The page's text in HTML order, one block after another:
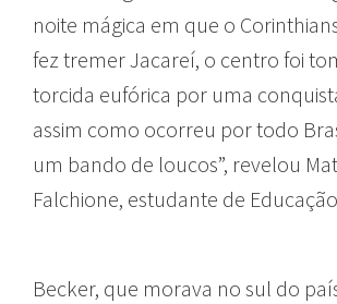
noite mágica em que o
fez tremer Jacareí, o centro foi
torcida eufórica por uma
assim como ocorreu por todo
um bando de loucos”, revelou
Falchione, estudante de
Becker, que morava no sul do